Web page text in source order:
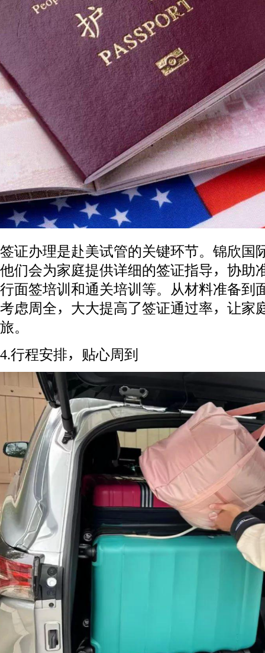
签证办理是赴美试管的关键环节。锦欣国
他们会为家庭提供详细的签证指导，协助
行面签培训和通关培训等。从材料准备到
考虑周全，大大提高了签证通过率，让家
旅。
4.行程安排，贴心周到